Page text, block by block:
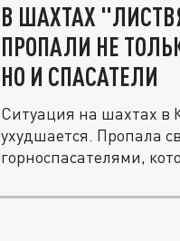
В ШАХТАХ
ПРОПАЛИ НЕ
НО И СПАСАТЕЛИ
Ситуация на шахтах в
ухудшается. Пропала
горноспасателями,